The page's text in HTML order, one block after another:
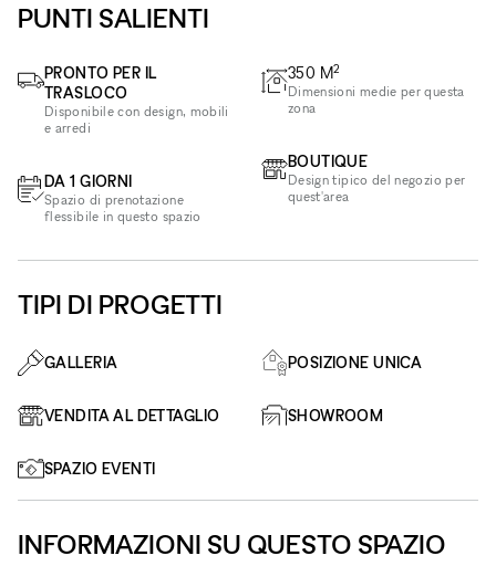
PUNTI SALIENTI
PRONTO PER IL
TRASLOCO
Disponibile con design, mobili
e arredi
DA 1 GIORNI
Spazio di prenotazione
flessibile in questo spazio
350 M2
Dimensioni medie per questa
zona
BOUTIQUE
Design tipico del negozio per
quest'area
TIPI DI PROGETTI
GALLERIA POSIZIONE UNICA
VENDITA AL DETTAGLIO SHOWROOM
SPAZIO EVENTI
INFORMAZIONI SU QUESTO SPAZIO